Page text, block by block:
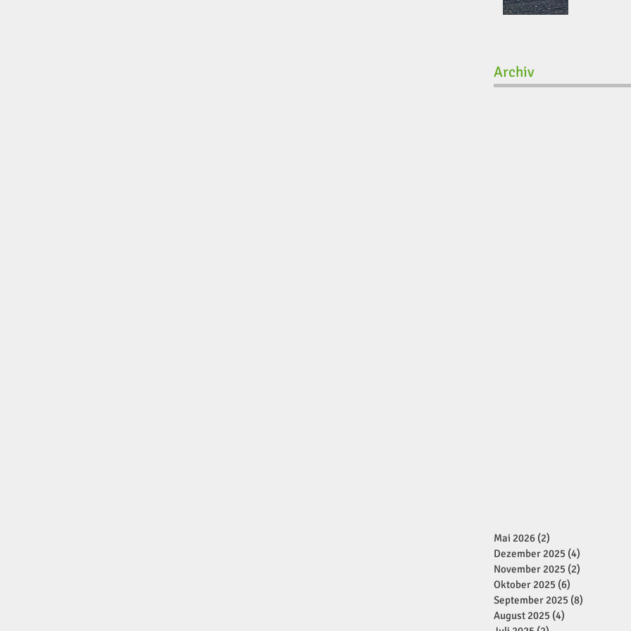
Archiv
Mai 2026 (2)
Dezember 2025 (4)
November 2025 (2)
Oktober 2025 (6)
September 2025 (8)
August 2025 (4)